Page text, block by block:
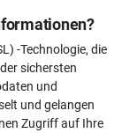
-Technologie, die
sichersten
und
und gelangen
Zugriff auf Ihre